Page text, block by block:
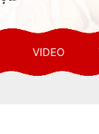
VIDEO